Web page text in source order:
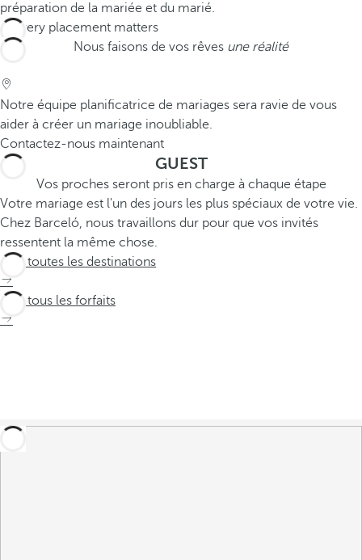
préparation de la mariée et du marié.
Nous faisons de vos rêves une réalité
Notre équipe planificatrice de mariages sera ravie de vous
aider à créer un mariage inoubliable.
Contactez-nous maintenant
GUEST
Vos proches seront pris en charge à chaque étape
Votre mariage est l'un des jours les plus spéciaux de votre vie.
Chez Barceló, nous travaillons dur pour que vos invités
ressentent la même chose.
Voir toutes les destinations
Voir tous les forfaits